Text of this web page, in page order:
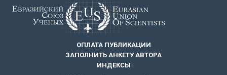
ОПЛАТА ПУБЛИКАЦИИ
ЗАПОЛНИТЬ АНКЕТУ АВТОРА
ИНДЕКСЫ